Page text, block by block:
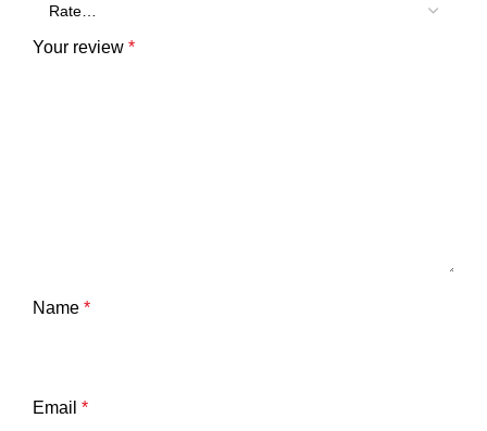
Your review *
Name *
Email *